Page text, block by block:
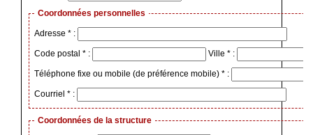
Coordonnées personnelles
Adresse * :
Code postal * : Ville * :
Téléphone fixe ou mobile (de préférence mobile) * :
Courriel * :
Coordonnées de la structure